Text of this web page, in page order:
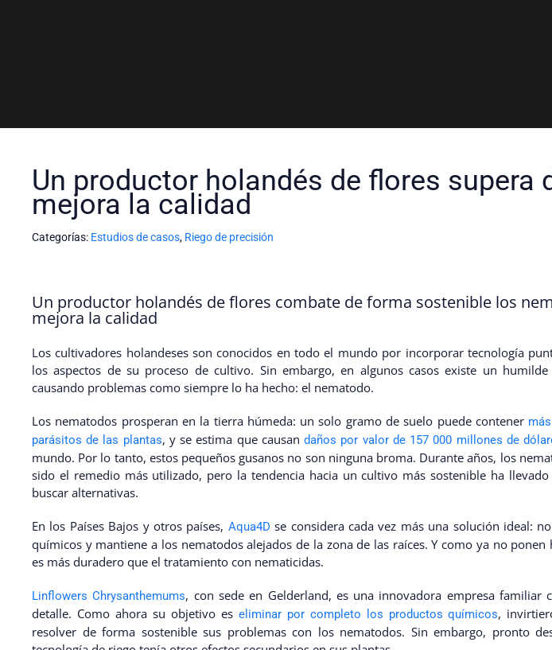
Un productor holandés de flores
mejora la calidad
Categorías: Estudios de casos, Riego de precisión
Un productor holandés de flores combate de forma sostenible los
mejora la calidad
Los cultivadores holandeses son conocidos en todo el mundo por incorporar tecnología
los aspectos de su proceso de cultivo. Sin embargo, en algunos casos existe un
causando problemas como siempre lo ha hecho: el nematodo.
Los nematodos prosperan en la tierra húmeda: un solo gramo de suelo puede contener
parásitos de las plantas, y se estima que causandaños por valor de 157 000 millones de
mundo. Por lo tanto, estos pequeños gusanos no son ninguna broma. Durante años, los
sido el remedio más utilizado, pero la tendencia hacia un cultivo más sostenible ha
buscar alternativas.
En los Países Bajos y otros países, Aqua4D se considera cada vez más una solución ideal:
químicos y mantiene a los nematodos alejados de la zona de las raíces. Y como ya no ponen
es más duradero que el tratamiento con nematicidas.
Linflowers Chrysanthemums, con sede en Gelderland, es una innovadora empresa familiar
detalle. Como ahora su objetivo es eliminar por completo los productos químicos,
resolver de forma sostenible sus problemas con los nematodos. Sin embargo, pronto